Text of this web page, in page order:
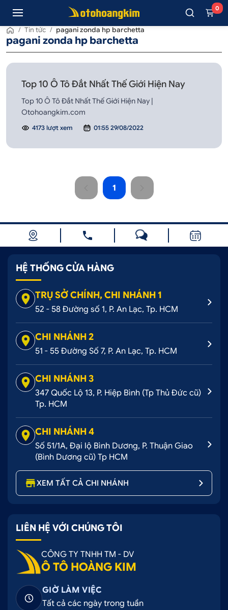
0
/ Tin tức / pagani zonda hp barchetta
pagani zonda hp barchetta
Top 10 Ô Tô Đắt Nhất Thế Giới Hiện Nay
Top 10 Ô Tô Đắt Nhất Thế Giới Hiện Nay |
Otohoangkim.com
4173 lượt xem 01:55 29/08/2022
1
HỆ THỐNG CỬA HÀNG
TRỤ SỞ CHÍNH, CHI NHÁNH 1
52 - 58 Đường số 1, P. An Lạc, Tp. HCM
CHI NHÁNH 2
51 - 55 Đường Số 7, P. An Lạc, Tp. HCM
CHI NHÁNH 3
347 Quốc Lộ 13, P. Hiệp Bình (Tp Thủ Đức cũ)
Tp. HCM
CHI NHÁNH 4
Số 51/1A, Đại lộ Bình Dương, P. Thuận Giao
(Bình Dương cũ) Tp HCM
XEM TẤT CẢ CHI NHÁNH
LIÊN HỆ VỚI CHÚNG TÔI
CÔNG TY TNHH TM - DV
Ô TÔ HOÀNG KIM
GIỜ LÀM VIỆC
Tất cả các ngày trong tuần